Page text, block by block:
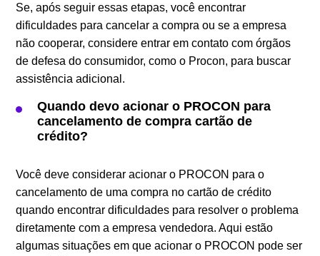
Se, após seguir essas etapas, você encontrar
dificuldades para cancelar a compra ou se a empresa
não cooperar, considere entrar em contato com órgãos
de defesa do consumidor, como o Procon, para buscar
assistência adicional.
Quando devo acionar o PROCON para
cancelamento de compra cartão de
crédito?
Você deve considerar acionar o PROCON para o
cancelamento de uma compra no cartão de crédito
quando encontrar dificuldades para resolver o problema
diretamente com a empresa vendedora. Aqui estão
algumas situações em que acionar o PROCON pode ser